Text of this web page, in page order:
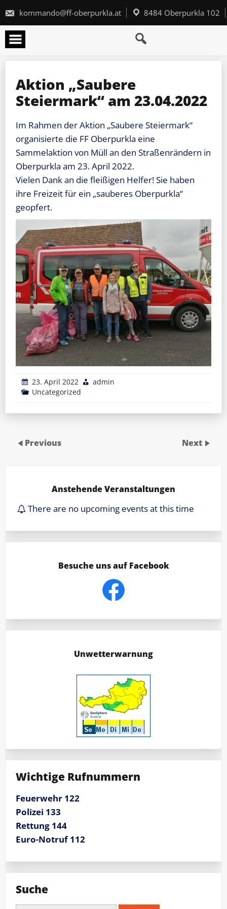
to
content
kommando@ff-oberpurkla.at 8484 Oberpurkla 102
Aktion „Saubere
Steiermark“ am 23.04.2022
Im Rahmen der Aktion „Saubere Steiermark“
organisierte die FF Oberpurkla eine
Sammelaktion von Müll an den Straßenrändern in
Oberpurkla am 23. April 2022.
Vielen Dank an die fleißigen Helfer! Sie haben
ihre Freizeit für ein „sauberes Oberpurkla“
geopfert.
23. April 2022
admin
Uncategorized
Previous Next
Anstehende Veranstaltungen
There are no upcoming events at this time
Besuche uns auf Facebook
Unwetterwarnung
Wichtige Rufnummern
Feuerwehr 122
Polizei 133
Rettung 144
Euro-Notruf 112
Suche